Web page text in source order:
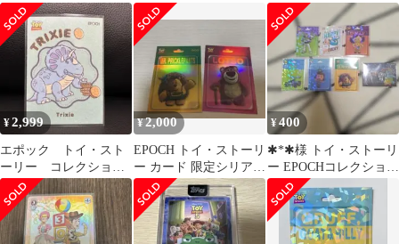
ョンカード35枚セッ
ト！！
トーリー 30年とその
先も sec
¥2,999
エポック トイ・スト
ーリー コレクション
カード 世界15枚限
定 07/15
¥2,000
EPOCH トイ・ストーリ
ー カード 限定シリアル
カード世界限定50枚2枚
セット
¥400
✱*✱様 トイ・ストーリ
ー EPOCHコレクション
カード7枚セット